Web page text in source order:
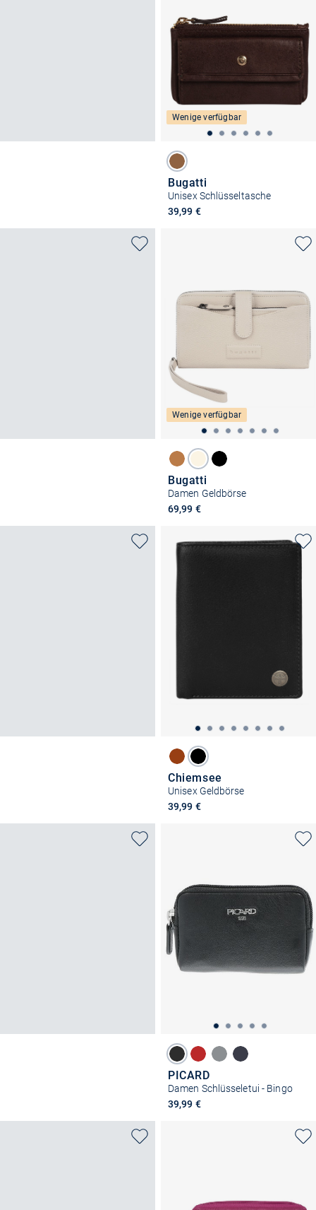
Wenige verfügbar
Bugatti
Unisex Schlüsseltasche
39,99 €
Wenige verfügbar
Bugatti
Damen Geldbörse
69,99 €
Chiemsee
Unisex Geldbörse
39,99 €
PICARD
Damen Schlüsseletui - Bingo
39,99 €